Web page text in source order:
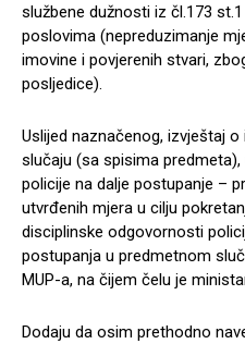
službene dužnosti iz čl.173
poslovima (nepreduzimanje
imovine i povjerenih stvari,
posljedice).
Uslijed naznačenog, izvještaj
slučaju (sa spisima
policije na dalje postupanje –
utvrđenih mjera u cilju
disciplinske odgovornosti
postupanja u predmetnom
MUP-a, na čijem čelu je
Dodaju da osim prethodno